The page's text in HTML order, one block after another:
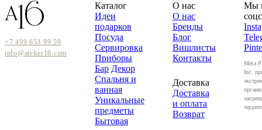
+7 499 653 99 59
info@atelier16.com
Каталог
Идеи
подарков
Посуда
Сервировка
Приборы
Бар Декор
Спальня и
ванная
Уникальные
предметы
Бытовая
О нас
О нас
Бренды
Блог
Вишлисты
Контакты
Доставка
Доставка
и оплата
Возврат
Мы
Meta
Inc.